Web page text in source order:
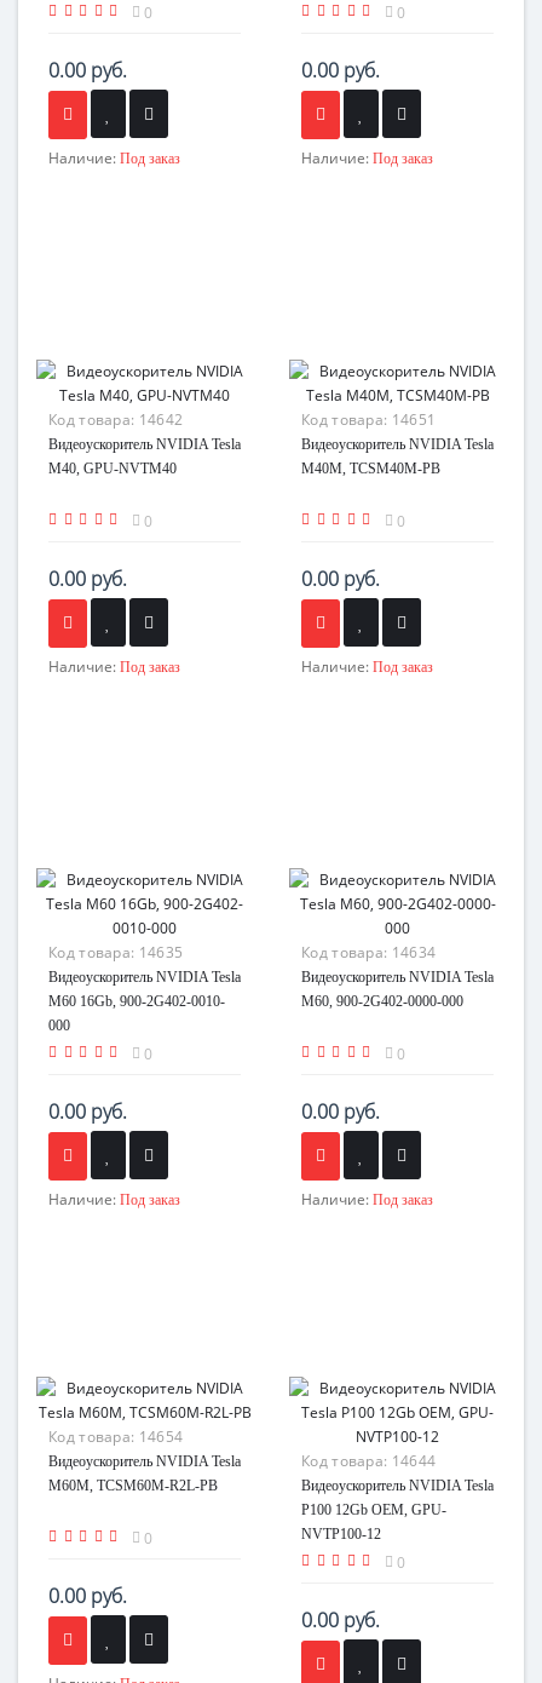
0
0.00 руб.
Наличие: Под заказ
0
0.00 руб.
Наличие: Под заказ
Код товара: 14642
Видеоускоритель NVIDIA Tesla
M40, GPU-NVTM40
0
0.00 руб.
Наличие: Под заказ
Код товара: 14651
Видеоускоритель NVIDIA Tesla
M40M, TCSM40M-PB
0
0.00 руб.
Наличие: Под заказ
Код товара: 14635
Видеоускоритель NVIDIA Tesla
M60 16Gb, 900-2G402-0010-
000
0
0.00 руб.
Наличие: Под заказ
Код товара: 14634
Видеоускоритель NVIDIA Tesla
M60, 900-2G402-0000-000
0
0.00 руб.
Наличие: Под заказ
Код товара: 14654
Видеоускоритель NVIDIA Tesla
M60M, TCSM60M-R2L-PB
0
0.00 руб.
Код товара: 14644
Видеоускоритель NVIDIA Tesla
P100 12Gb OEM, GPU-
NVTP100-12
0
0.00 руб.